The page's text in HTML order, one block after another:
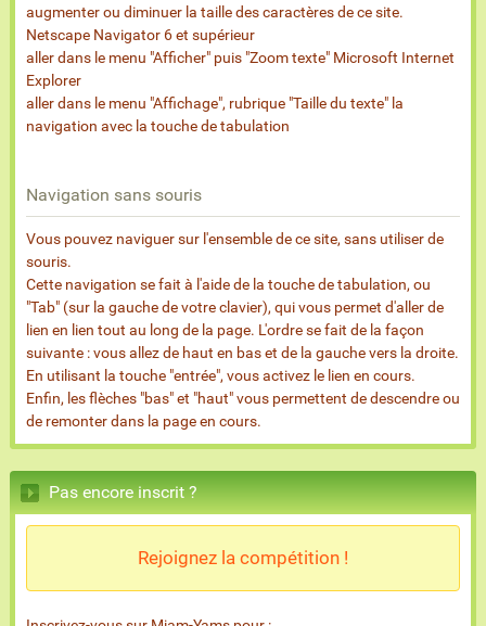
augmenter ou diminuer la taille des caractères de ce site.
Netscape Navigator 6 et supérieur
aller dans le menu "Afficher" puis "Zoom texte" Microsoft Internet
Explorer
aller dans le menu "Affichage", rubrique "Taille du texte" la
navigation avec la touche de tabulation
Navigation sans souris
Vous pouvez naviguer sur l'ensemble de ce site, sans utiliser de
souris.
Cette navigation se fait à l'aide de la touche de tabulation, ou
"Tab" (sur la gauche de votre clavier), qui vous permet d'aller de
lien en lien tout au long de la page. L'ordre se fait de la façon
suivante : vous allez de haut en bas et de la gauche vers la droite.
En utilisant la touche "entrée", vous activez le lien en cours.
Enfin, les flèches "bas" et "haut" vous permettent de descendre ou
de remonter dans la page en cours.
Pas encore inscrit ?
Rejoignez la compétition !